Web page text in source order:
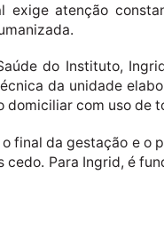
exige atenção
do Instituto,
da unidade
com uso de
final da gestação e
Para Ingrid, é